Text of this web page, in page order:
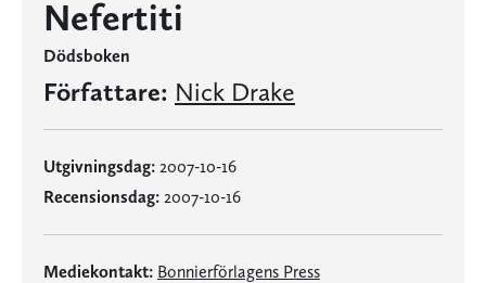
Nefertiti
Dödsboken
Författare: Nick Drake
Utgivningsdag: 2007-10-16
Recensionsdag: 2007-10-16
Mediekontakt: Bonnierförlagens Press